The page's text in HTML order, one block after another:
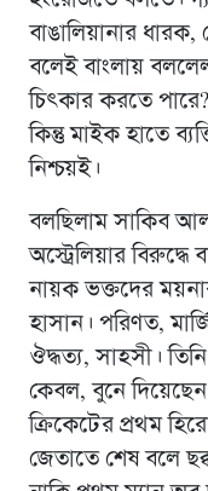
বাঙালিয়ানার ধারক,
বলেই বাংলায়
চিৎকার করতে
কিন্তু মাইক হাতে
নিশ্চয়ই।
বলছিলাম সাকিব
অস্ট্রেলিয়ার
নায়ক ভক্তদের
হাসান। পরিণত,
ঔদ্ধত্য, সাহসী।
কেবল, বুনে দিয়েছেন
ক্রিকেটের প্রথম
জেতাতে শেষ বলে